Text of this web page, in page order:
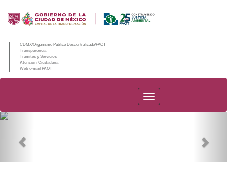
CDMX/Organismo Público Descentralizado/PAOT
Transparencia
Trámites y Servicios
Atención Ciudadana
Web e-mail PAOT
PAOT